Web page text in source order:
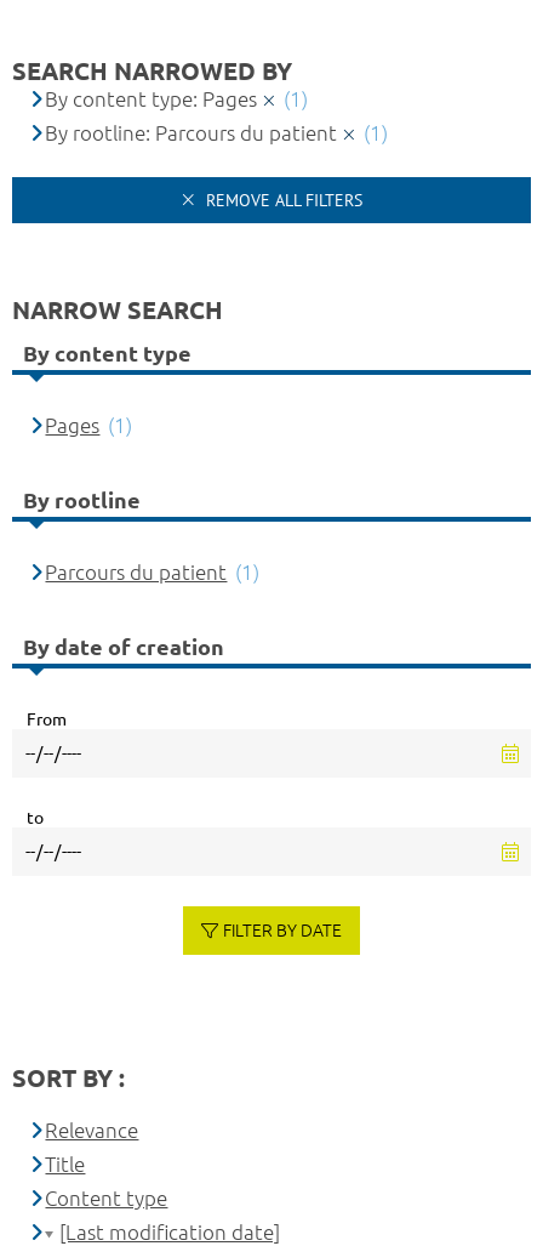
SEARCH NARROWED BY
By content type: Pages
(1)
By rootline: Parcours du patient
(1)
REMOVE ALL FILTERS
NARROW SEARCH
By content type
Pages (1)
By rootline
Parcours du patient (1)
By date of creation
From
to
FILTER BY DATE
SORT BY :
Relevance
Title
Content type
[Last modification date]